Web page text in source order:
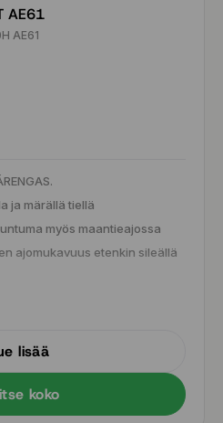
AE61
AE61
ja märällä tiellä
myös maantieajossa
ajomukavuus etenkin sileällä
lisää
koko